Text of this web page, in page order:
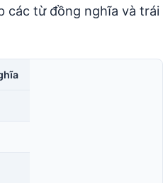
các từ đồng nghĩa và trái